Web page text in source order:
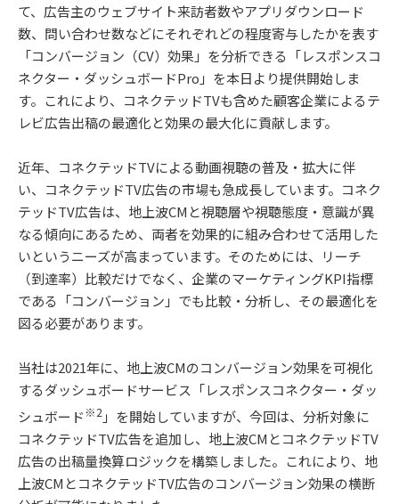
て、広告主のウェブサイト来訪者数やアプリダウンロード
数、問い合わせ数などにそれぞれどの程度寄与したかを表す
「コンバージョン（CV）効果」を分析できる「レスポンスコ
ネクター・ダッシュボードPro」を本日より提供開始しま
す。これにより、コネクテッドTVも含めた顧客企業によるテ
レビ広告出稿の最適化と効果の最大化に貢献します。
近年、コネクテッドTVによる動画視聴の普及・拡大に伴
い、コネクテッドTV広告の市場も急成長しています。コネク
テッドTV広告は、地上波CMと視聴層や視聴態度・意識が異
なる傾向にあるため、両者を効果的に組み合わせて活用した
いというニーズが高まっています。そのためには、リーチ
（到達率）比較だけでなく、企業のマーケティングKPI指標
である「コンバージョン」でも比較・分析し、その最適化を
図る必要があります。
当社は2021年に、地上波CMのコンバージョン効果を可視化
するダッシュボードサービス「レスポンスコネクター・ダッ
シュボード※2 」を開始していますが、今回は、分析対象に
コネクテッドTV広告を追加し、地上波CMとコネクテッドTV
広告の出稿量換算ロジックを構築しました。これにより、地
上波CMとコネクテッドTV広告のコンバージョン効果の横断